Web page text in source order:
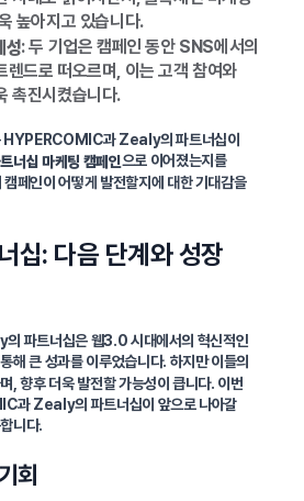
높아지고 있습니다.
성: 두 기업은 캠페인 동안 SNS에서의
렌드로 떠오르며, 이는 고객 참여와
촉진시켰습니다.
HYPERCOMIC과 Zealy의 파트너십이
너십 마케팅 캠페인으로 이어졌는지를
페인이 어떻게 발전할지에 대한 기대감을
십: 다음 단계와 성장
파트너십은 웹3.0 시대에서의 혁신적인
해 큰 성과를 이루었습니다. 하지만 이들의
, 향후 더욱 발전할 가능성이 큽니다. 이번
과 Zealy의 파트너십이 앞으로 나아갈
니다.
회